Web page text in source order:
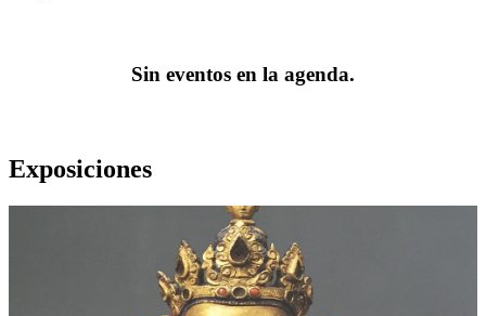
Sin eventos en la agenda.
Exposiciones